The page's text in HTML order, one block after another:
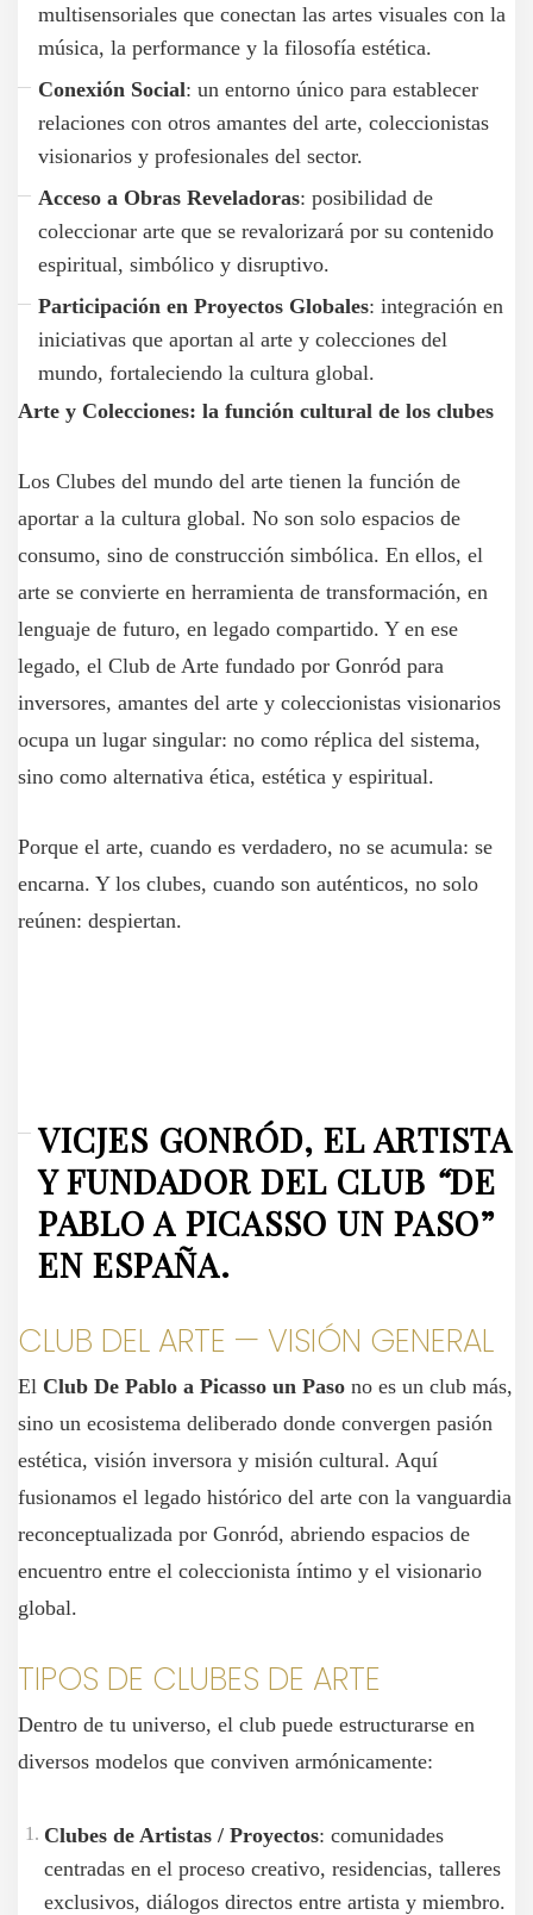
multisensoriales que conectan las artes visuales con la
música, la performance y la filosofía estética.
Conexión Social: un entorno único para establecer
relaciones con otros amantes del arte, coleccionistas
visionarios y profesionales del sector.
Acceso a Obras Reveladoras: posibilidad de
coleccionar arte que se revalorizará por su contenido
espiritual, simbólico y disruptivo.
Participación en Proyectos Globales: integración en
iniciativas que aportan al arte y colecciones del
mundo, fortaleciendo la cultura global.
Arte y Colecciones: la función cultural de los clubes
Los Clubes del mundo del arte tienen la función de
aportar a la cultura global. No son solo espacios de
consumo, sino de construcción simbólica. En ellos, el
arte se convierte en herramienta de transformación, en
lenguaje de futuro, en legado compartido. Y en ese
legado, el Club de Arte fundado por Gonród para
inversores, amantes del arte y coleccionistas visionarios
ocupa un lugar singular: no como réplica del sistema,
sino como alternativa ética, estética y espiritual.
Porque el arte, cuando es verdadero, no se acumula: se
encarna. Y los clubes, cuando son auténticos, no solo
reúnen: despiertan.
VICJES GONRÓD, EL ARTISTA
YFUNDADORDEL CLUB “DE
PABLO A PICASSO UN PASO”
EN ESPAÑA.
CLUB DEL ARTE — VISIÓN GENERAL
El Club De Pablo a Picasso un Paso no es un club más,
sino un ecosistema deliberado donde convergen pasión
estética, visión inversora y misión cultural. Aquí
fusionamos el legado histórico del arte con la vanguardia
reconceptualizada por Gonród, abriendo espacios de
encuentro entre el coleccionista íntimo y el visionario
global.
TIPOS DE CLUBES DE ARTE
Dentro de tu universo, el club puede estructurarse en
diversos modelos que conviven armónicamente:
Clubes de Artistas / Proyectos: comunidades
centradas en el proceso creativo, residencias, talleres
exclusivos, diálogos directos entre artista y miembro.